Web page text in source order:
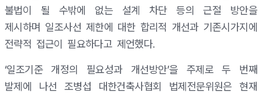
불법이 될 수밖에 없는 설계 차단 등의 근절 방안을
제시하며 일조사선 제한에 대한 합리적 개선과 기존시가지에
전략적 접근이 필요하다고 제언했다.
‘일조기준 개정의 필요성과 개선방안’을 주제로 두 번째
발제에 나선 조병섭 대한건축사협회 법제전문위원은 현재